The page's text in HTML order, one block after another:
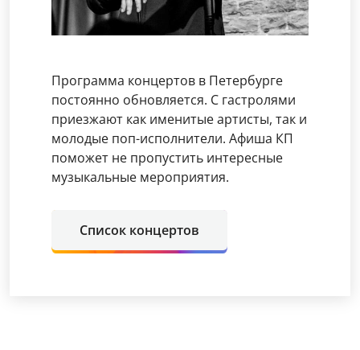
Программа концертов в Петербурге
постоянно обновляется. С гастролями
приезжают как именитые артисты, так и
молодые поп-исполнители. Афиша КП
поможет не пропустить интересные
музыкальные мероприятия.
Список концертов